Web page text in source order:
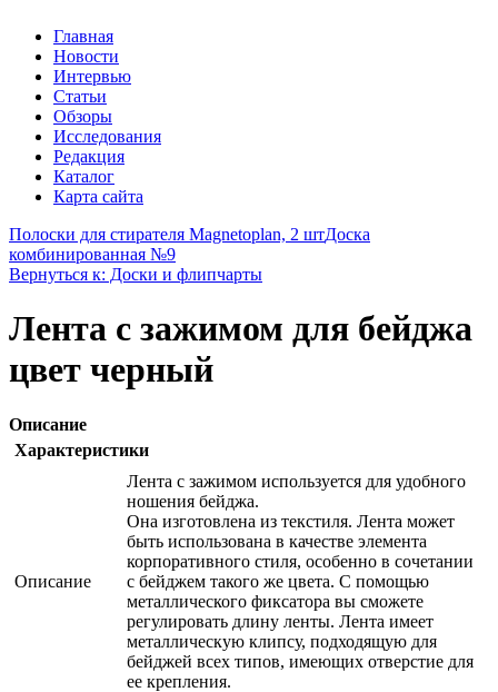
Главная
Новости
Интервью
Статьи
Обзоры
Исследования
Редакция
Каталог
Карта сайта
Полоски для стирателя Magnetoplan, 2 штДоска
комбинированная №9
Вернуться к: Доски и флипчарты
Лента с зажимом для бейджа
цвет черный
Описание
Характеристики
Описание
Лента с зажимом используется для удобного
ношения бейджа.
Она изготовлена из текстиля. Лента может
быть использована в качестве элемента
корпоративного стиля, особенно в сочетании
с бейджем такого же цвета. С помощью
металлического фиксатора вы сможете
регулировать длину ленты. Лента имеет
металлическую клипсу, подходящую для
бейджей всех типов, имеющих отверстие для
ее крепления.